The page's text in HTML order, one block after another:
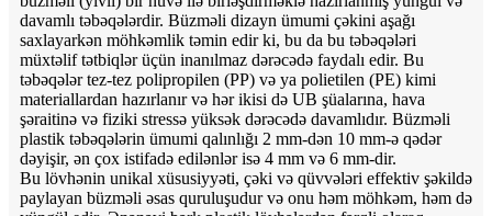
davamlı təbəqələrdir. Büzməli dizayn ümumi çəkini aşağı
saxlayarkən möhkəmlik təmin edir ki, bu da bu təbəqələri
müxtəlif tətbiqlər üçün inanılmaz dərəcədə faydalı edir. Bu
təbəqələr tez-tez polipropilen (PP) və ya polietilen (PE) kimi
materiallardan hazırlanır və hər ikisi də UB şüalarına, hava
şəraitinə və fiziki stressə yüksək dərəcədə davamlıdır. Büzməli
plastik təbəqələrin ümumi qalınlığı 2 mm-dən 10 mm-ə qədər
dəyişir, ən çox istifadə edilənlər isə 4 mm və 6 mm-dir.
Bu lövhənin unikal xüsusiyyəti, çəki və qüvvələri effektiv şəkildə
paylayan büzməli əsas quruluşudur və onu həm möhkəm, həm də